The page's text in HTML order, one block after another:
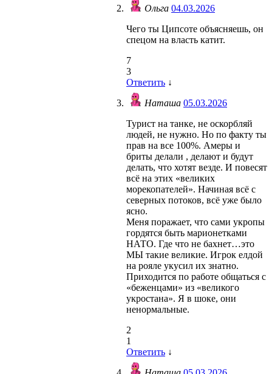
Ольга 04.03.2026
Чего ты Ципсоте объясняешь, он
спецом на власть катит.
7
3
Ответить ↓
Наташа 05.03.2026
Турист на танке, не оскорбляй
людей, не нужно. Но по факту ты
прав на все 100%. Амеры и
бриты делали , делают и будут
делать, что хотят везде. И повесят
всё на этих «великих
морекопателей». Начиная всё с
северных потоков, всё уже было
ясно.
Меня поражает, что сами укропы
гордятся быть марионетками
НАТО. Где что не бахнет…это
МЫ такие великие. Игрок елдой
на рояле укусил их знатно.
Приходится по работе общаться с
«беженцами» из «великого
укростана». Я в шоке, они
ненормальные.
2
1
Ответить ↓